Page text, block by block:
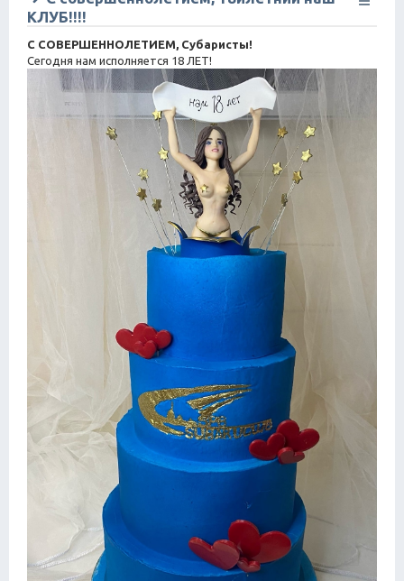
КЛУБ!!!!
С СОВЕРШЕННОЛЕТИЕМ, Субаристы!
Сегодня нам исполняется 18 ЛЕТ!